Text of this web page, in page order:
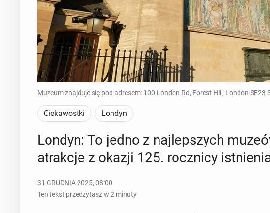
Muzeum znajduje się pod adresem: 100 London Rd, Forest Hill, London SE23
Ciekawostki Londyn
Londyn: To jedno z naj­lep­szych
atrak­cje z okazji 125. rocz­ni­cy
31 GRUDNIA 2025, 08:00
Ten tekst przeczytasz w 2 minuty